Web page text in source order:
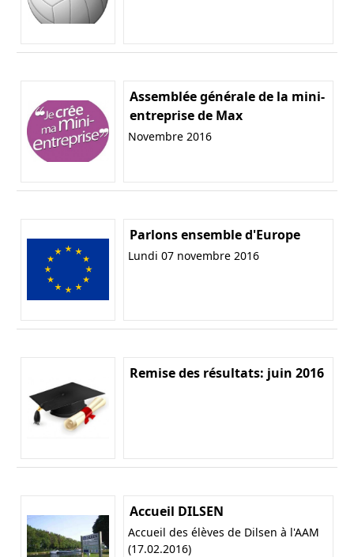
Assemblée générale de la mini-
entreprise de Max
Novembre 2016
Parlons ensemble d'Europe
Lundi 07 novembre 2016
Remise des résultats: juin 2016
Accueil DILSEN
Accueil des élèves de Dilsen à l'AAM
(17.02.2016)